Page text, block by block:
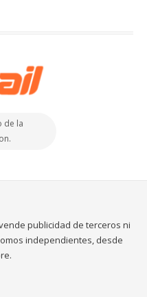
de la
publicidad de terceros ni
independientes, desde